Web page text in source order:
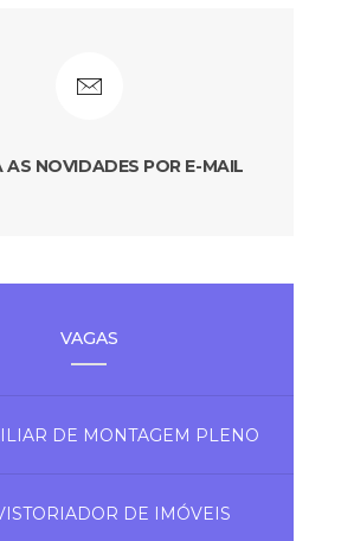
AS NOVIDADES POR E-MAIL
VAGAS
DE MONTAGEM PLENO
DE IMÓVEIS